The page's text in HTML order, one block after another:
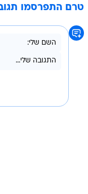
טרם התפרסמו